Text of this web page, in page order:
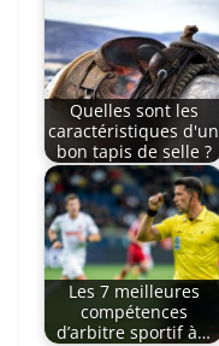
Quelles sont les
caractéristiques d'un
bon tapis de selle ?
Les 7 meilleures
compétences
d’arbitre sportif à…